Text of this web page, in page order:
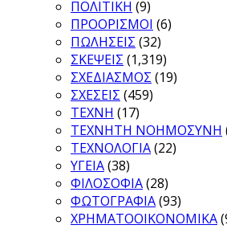
ΠΟΛΙΤΙΚΗ (9)
ΠΡΟΟΡΙΣΜΟΙ (6)
ΠΩΛΗΣΕΙΣ (32)
ΣΚΕΨΕΙΣ (1,319)
ΣΧΕΔΙΑΣΜΟΣ (19)
ΣΧΕΣΕΙΣ (459)
ΤΕΧΝΗ (17)
ΤΕΧΝΗΤΗ ΝΟΗΜΟΣΥΝΗ
ΤΕΧΝΟΛΟΓΙΑ(22)
ΥΓΕΙΑ(38)
ΦΙΛΟΣΟΦΙΑ(28)
ΦΩΤΟΓΡΑΦΙΑ(93)
ΧΡΗΜΑΤΟΟΙΚΟΝΟΜΙΚΑ